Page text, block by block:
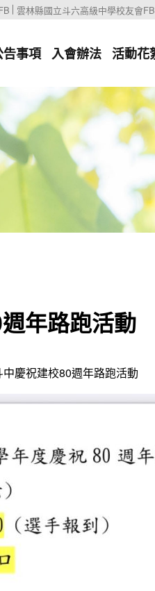
雲林縣國立斗六高級中學校友會FB
告事項 入會辦法 活動花
年路跑活動
慶祝建校80週年路跑活動